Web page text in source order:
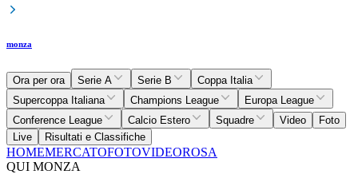
monza
Ora per ora Serie A Serie B
Coppa Italia
Supercoppa Italiana
Champions League
Europa League
Conference League
Calcio Estero Squadre Video
Foto
Live
Risultati e Classifiche
HOMEMERCATOFOTOVIDEOROSA
QUI MONZA